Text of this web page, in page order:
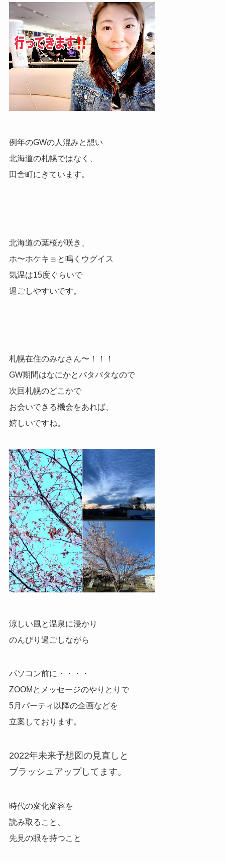
例年のGWの人混みと想い
北海道の札幌ではなく、
田舎町にきています。
北海道の葉桜が咲き、
ホ〜ホケキョと鳴くウグイス
気温は15度ぐらいで
過ごしやすいです。
札幌在住のみなさん〜！！！
GW期間はなにかとバタバタなので
次回札幌のどこかで
お会いできる機会をあれば、
嬉しいですね。
涼しい風と温泉に浸かり
のんびり過ごしながら
パソコン前に・・・・
ZOOMとメッセージのやりとりで
5月パーティ以降の企画などを
立案しております。
2022年未来予想図の見直しと
ブラッシュアップしてます。
時代の変化変容を
読み取ること、
先見の眼を持つこと